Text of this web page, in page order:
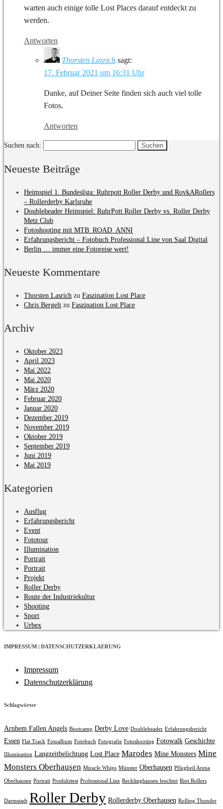
warten auch einige tolle Lost Places darauf entdeckt zu
werden.
Antworten
Thorsten Lasrich sagt:
17. Februar 2021 um 16:31 Uhr
Danke, auf Deiner Seite finden sich auch viel tolle
Fotos.
Antworten
Suchen nach:
Neueste Beiträge
Heimspiel 1. Bundesliga: Ruhrpott Roller Derby und RovkARollers
– Rollerderby Karlsruhe
Doubleheader Heimspiel: RuhrPott Roller Derby vs. Roller Derby
Metz Club
Fotoshooting mit MTB_ROAD_ANNI
Erfahrungsbericht – Fotobuch Professional Line von Saal Digital
Berlin … immer eine Fotoreise wert!
Neueste Kommentare
Thorsten Lasrich zu Faszination Lost Place
Chris Bergelt zu Faszination Lost Place
Archiv
Oktober 2023
April 2023
Mai 2022
Mai 2020
März 2020
Februar 2020
Januar 2020
Dezember 2019
November 2019
Oktober 2019
September 2019
Juni 2019
Mai 2019
Kategorien
Ausflug
Erfahrungsbericht
Event
Fototour
Illumination
Portrait
Portrait
Projekt
Roller Derby
Route der Industriekultur
Shooting
Sport
Urbex
IMPRESSUM | DATENSCHUTZERKLAERUNG
Impressum
Datenschutzerklärung
Schlagwörter
Arnhem Fallen Angels Bootcamp Derby Love Doubleheader Erfahrungsbericht
Essen Flat Track Fotoalbum Fotobuch Fotografie Fotoshooting Fotowalk Geschichte
Illumination Langzeitbelichtung Lost Place Marodes Mine Monsters Mine
Monsters Oberhausen Miracle Whips Münster Oberhausen Pflugbeil Arena
Oberhausen Portrait Produkttest Professional Line Recklinghausen leuchtet Riot Rollers
Darmstadt Roller Derby Rollerderby Oberhausen Rolling Thunder